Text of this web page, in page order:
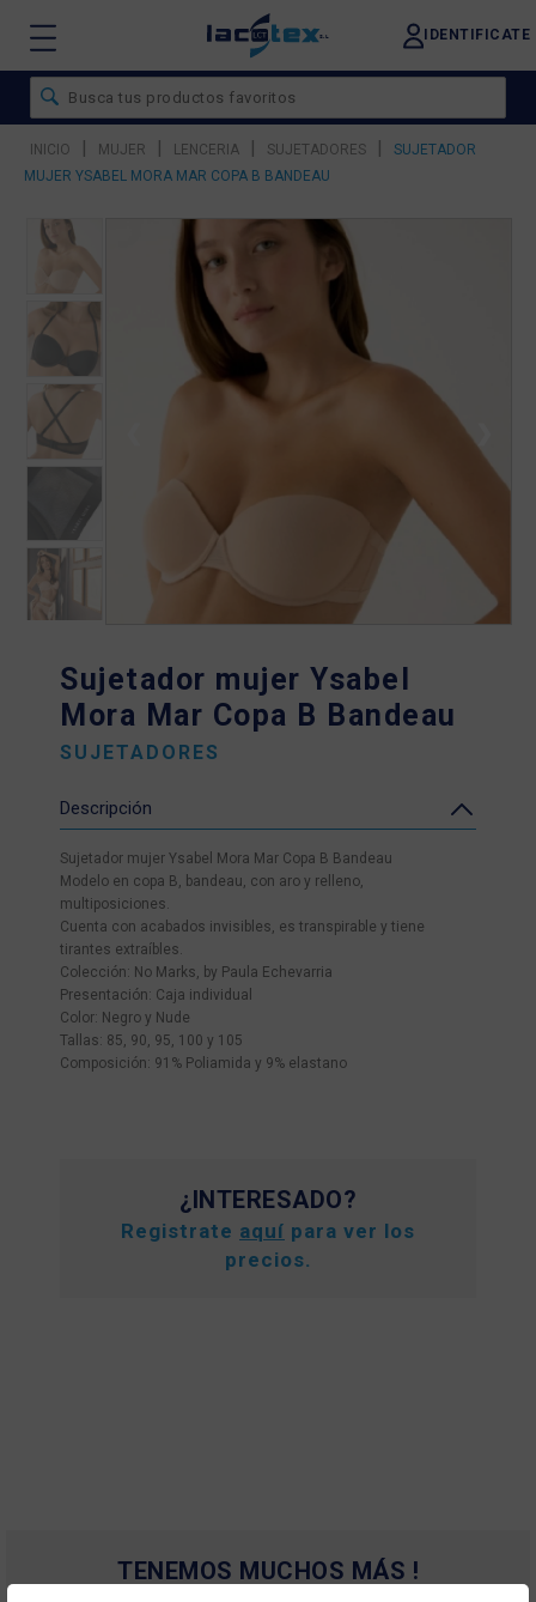
IDENTIFICATE
INICIO | MUJER | LENCERIA | SUJETADORES |
SUJETADOR
MUJER YSABEL MORA MAR COPA B BANDEAU
Sujetador mujer Ysabel
Mora Mar Copa B Bandeau
SUJETADORES
Descripción
Sujetador mujer Ysabel Mora Mar Copa B Bandeau
Modelo en copa B, bandeau, con aro y relleno,
multiposiciones.
Cuenta con acabados invisibles, es transpirable y tiene
tirantes extraíbles.
Colección: No Marks, by Paula Echevarria
Presentación: Caja individual
Color: Negro y Nude
Tallas: 85, 90, 95, 100 y 105
Composición: 91% Poliamida y 9% elastano
¿INTERESADO?
Registrate aquí para ver los
precios.
TENEMOS MUCHOS MÁS !